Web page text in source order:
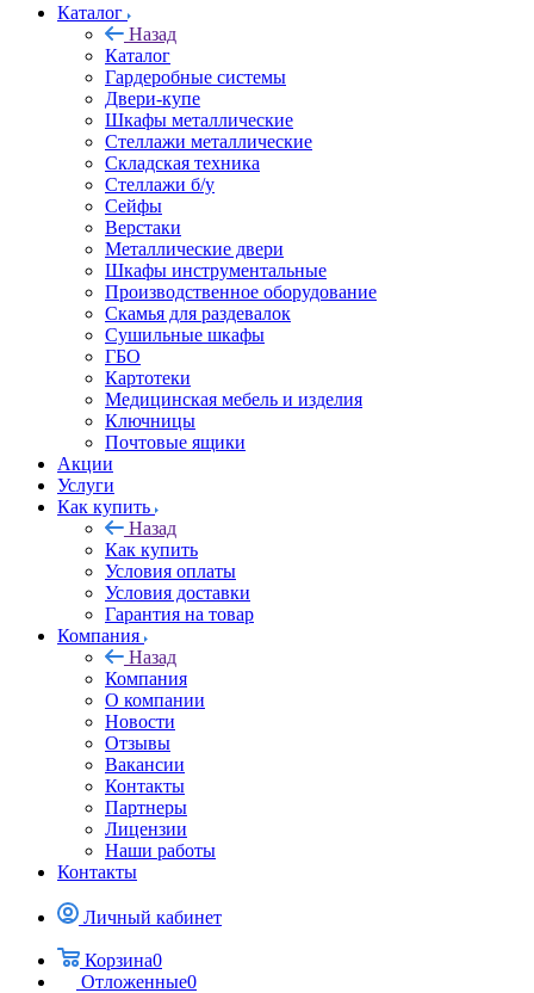
Каталог
Назад
Каталог
Гардеробные системы
Двери-купе
Шкафы металлические
Стеллажи металлические
Складская техника
Стеллажи б/у
Сейфы
Верстаки
Металлические двери
Шкафы инструментальные
Производственное оборудование
Скамья для раздевалок
Сушильные шкафы
ГБО
Картотеки
Медицинская мебель и изделия
Ключницы
Почтовые ящики
Акции
Услуги
Как купить
Назад
Как купить
Условия оплаты
Условия доставки
Гарантия на товар
Компания
Назад
Компания
О компании
Новости
Отзывы
Вакансии
Контакты
Партнеры
Лицензии
Наши работы
Контакты
Личный кабинет
Корзина0
Отложенные0